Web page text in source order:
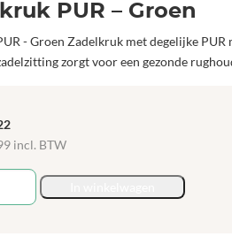
PUR – Groen
- Groen Zadelkruk met degelijke
zorgt voor een gezonde
incl. BTW